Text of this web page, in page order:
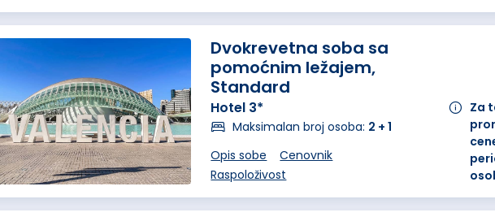
Dvokrevetna soba sa
pomoćnim ležajem,
Standard
Hotel 3*
Maksimalan broj osoba: 2 + 1
Opis sobe
Cenovnik
Raspoloživost
Za